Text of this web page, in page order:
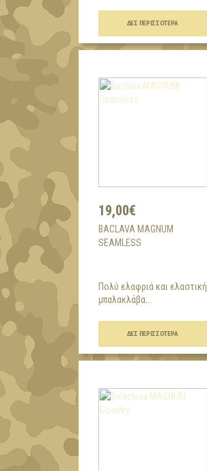
ΔΕΣ ΠΕΡΙΣΣΌΤΕΡΑ
19,00€
BACLAVA MAGNUM
SEAMLESS
Πολύ ελαφριά και ελαστική
μπαλακλάβα...
ΔΕΣ ΠΕΡΙΣΣΌΤΕΡΑ